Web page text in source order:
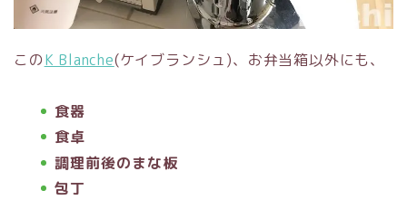
このK Blanche(ケイブランシュ)、お弁当箱以外にも、
食器
食卓
調理前後のまな板
包丁